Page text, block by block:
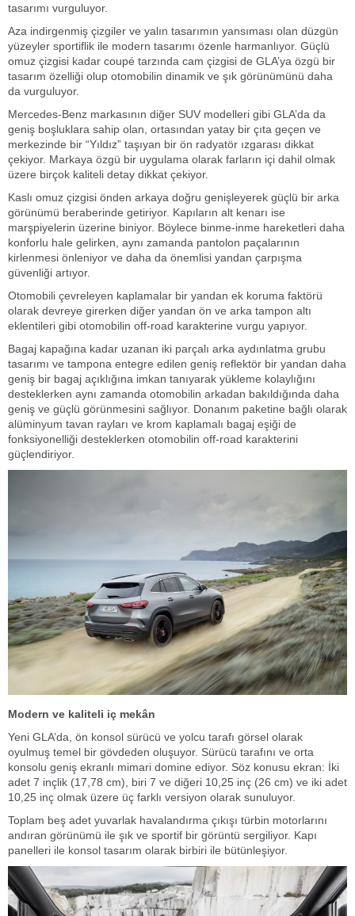
tasarımı vurguluyor.
Aza indirgenmiş çizgiler ve yalın tasarımın yansıması olan düzgün
yüzeyler sportiflik ile modern tasarımı özenle harmanlıyor. Güçlü
omuz çizgisi kadar coupé tarzında cam çizgisi de GLA’ya özgü bir
tasarım özelliği olup otomobilin dinamik ve şık görünümünü daha
da vurguluyor.
Mercedes-Benz markasının diğer SUV modelleri gibi GLA’da da
geniş boşluklara sahip olan, ortasından yatay bir çıta geçen ve
merkezinde bir “Yıldız” taşıyan bir ön radyatör ızgarası dikkat
çekiyor. Markaya özgü bir uygulama olarak farların içi dahil olmak
üzere birçok kaliteli detay dikkat çekiyor.
Kaslı omuz çizgisi önden arkaya doğru genişleyerek güçlü bir arka
görünümü beraberinde getiriyor. Kapıların alt kenarı ise
marşpiyelerin üzerine biniyor. Böylece binme-inme hareketleri daha
konforlu hale gelirken, aynı zamanda pantolon paçalarının
kirlenmesi önleniyor ve daha da önemlisi yandan çarpışma
güvenliği artıyor.
Otomobili çevreleyen kaplamalar bir yandan ek koruma faktörü
olarak devreye girerken diğer yandan ön ve arka tampon altı
eklentileri gibi otomobilin off-road karakterine vurgu yapıyor.
Bagaj kapağına kadar uzanan iki parçalı arka aydınlatma grubu
tasarımı ve tampona entegre edilen geniş reflektör bir yandan daha
geniş bir bagaj açıklığına imkan tanıyarak yükleme kolaylığını
desteklerken aynı zamanda otomobilin arkadan bakıldığında daha
geniş ve güçlü görünmesini sağlıyor. Donanım paketine bağlı olarak
alüminyum tavan rayları ve krom kaplamalı bagaj eşiği de
fonksiyonelliği desteklerken otomobilin off-road karakterini
güçlendiriyor.
Modern ve kaliteli iç mekân
Yeni GLA’da, ön konsol sürücü ve yolcu tarafı görsel olarak
oyulmuş temel bir gövdeden oluşuyor. Sürücü tarafını ve orta
konsolu geniş ekranlı mimari domine ediyor. Söz konusu ekran: İki
adet 7 inçlik (17,78 cm), biri 7 ve diğeri 10,25 inç (26 cm) ve iki adet
10,25 inç olmak üzere üç farklı versiyon olarak sunuluyor.
Toplam beş adet yuvarlak havalandırma çıkışı türbin motorlarını
andıran görünümü ile şık ve sportif bir görüntü sergiliyor. Kapı
panelleri ile konsol tasarım olarak birbiri ile bütünleşiyor.